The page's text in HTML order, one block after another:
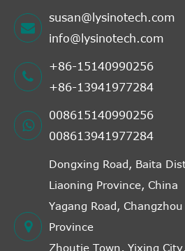
susan@lysinotech.com
info@lysinotech.com
+86-15140990256
+86-13941977284
008615140990256
008613941977284
Dongxing Road, Baita
Liaoning Province, China
Yagang Road,
Province
Zhoutie Town, Yixing